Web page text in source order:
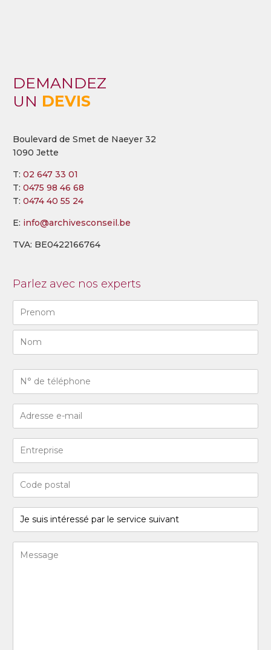
DEMANDEZ
UN DEVIS
Boulevard de Smet de Naeyer 32
1090 Jette
T: 02 647 33 01
T: 0475 98 46 68
T: 0474 40 55 24
E: info@archivesconseil.be
TVA: BE0422166764
Parlez avec nos experts
Naam
First
N°
de
téléphone
(Required)
Adresse
e-
mail
(Required)
Entreprise
Code
postal
(Required)
Je
suis
intéressé
par
(Required)